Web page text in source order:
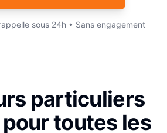
sous 24h • Sans engagement
particuliers
toutes les